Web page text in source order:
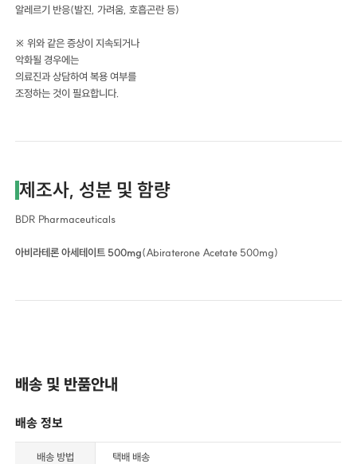
알레르기 반응(발진, 가려움, 호흡곤란 등)
※ 위와 같은 증상이 지속되거나
악화될 경우에는
의료진과 상담하여 복용 여부를
조정하는 것이 필요합니다.
제조사, 성분 및 함량
BDR Pharmaceuticals
아비라테론 아세테이트 500mg(Abiraterone Acetate 500mg)
배송 및 반품안내
배송 정보
배송 방법 택배 배송